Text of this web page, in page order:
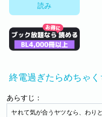
読み
終電過ぎたらめちゃ
あらすじ：
ヤれて気が合うヤツなら、わり